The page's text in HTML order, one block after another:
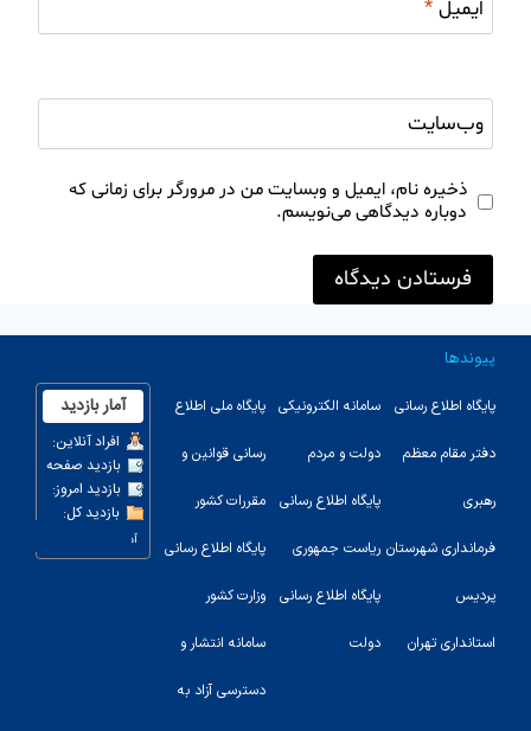
ایمیل*
وب‌سایت
ذخیره نام، ایمیل و وبسایت من در مرورگر برای زمانی که
دوباره دیدگاهی می‌نویسم.
پیوندها
پایگاه اطلاع رسانی
دفتر مقام معظم
رهبری
فرمانداری شهرستان
پردیس
استانداری تهران
سامانه الکترونیکی
دولت و مردم
پایگاه اطلاع رسانی
ریاست جمهوری
پایگاه اطلاع رسانی
دولت
پایگاه ملی اطلاع
رسانی قوانین و
مقررات کشور
پایگاه اطلاع رسانی
وزارت کشور
سامانه انتشار و
دسترسی آزاد به